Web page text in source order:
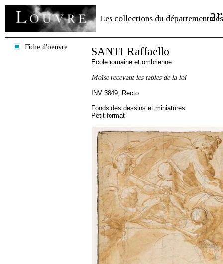
Les collections du département des
Fiche d'oeuvre SANTI Raffaello
Ecole romaine et ombrienne
Moïse recevant les tables de la loi
INV 3849, Recto
Fonds des dessins et miniatures
Petit format